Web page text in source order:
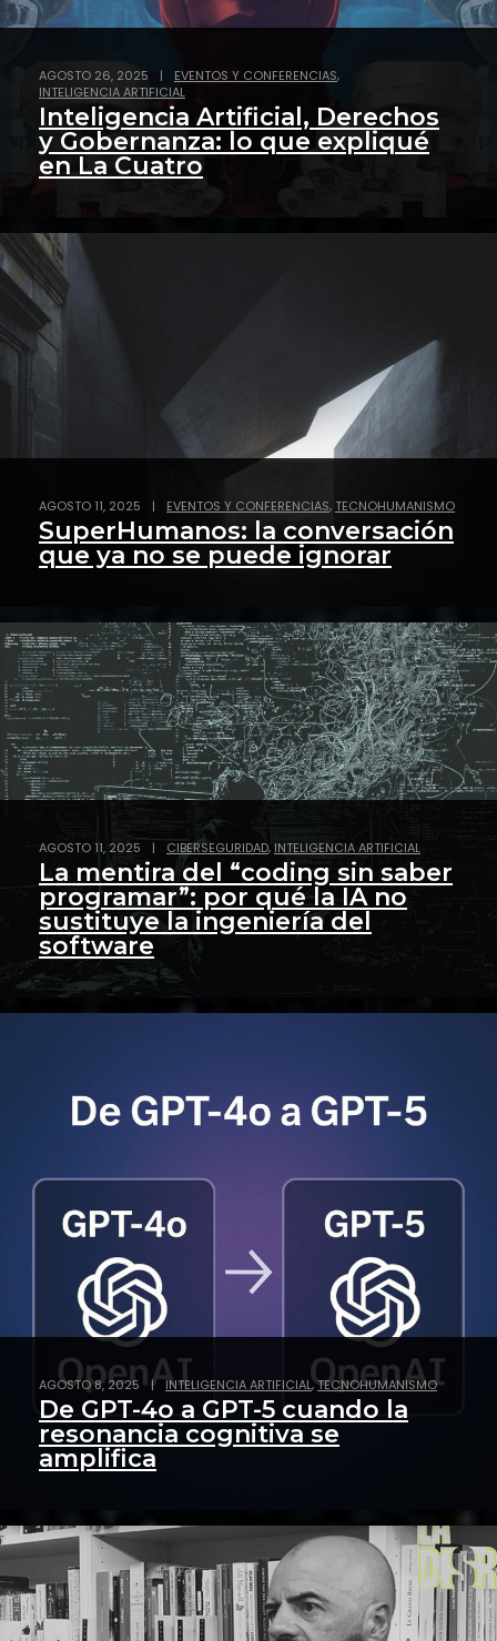
AGOSTO 26, 2025 | EVENTOS Y CONFERENCIAS,
INTELIGENCIA ARTIFICIAL
Inteligencia Artificial, Derechos
y Gobernanza: lo que expliqué
en La Cuatro
AGOSTO 11, 2025 | EVENTOS Y CONFERENCIAS, TECNOHUMANISMO
SuperHumanos: la conversación
que ya no se puede ignorar
AGOSTO 11, 2025 | CIBERSEGURIDAD, INTELIGENCIA ARTIFICIAL
La mentira del “coding sin saber
programar”: por qué la IA no
sustituye la ingeniería del
software
AGOSTO 8, 2025 | INTELIGENCIA ARTIFICIAL,TECNOHUMANISMO
De GPT-4o a GPT-5 cuando la
resonancia cognitiva se
amplifica